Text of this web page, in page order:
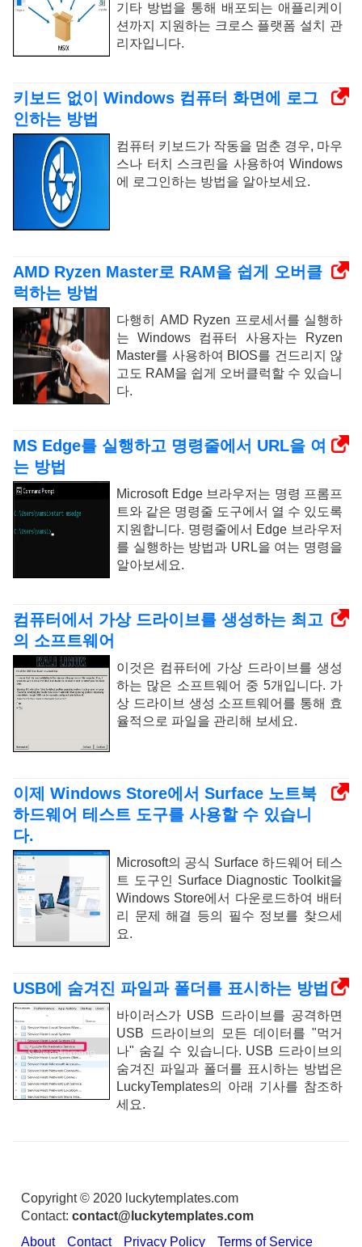
기타 방법을 통해 배포되는 애플리케이
션까지 지원하는 크로스 플랫폼 설치 관
리자입니다.
키보드 없이 Windows 컴퓨터 화면에 로그
인하는 방법
컴퓨터 키보드가 작동을 멈춘 경우, 마우
스나 터치 스크린을 사용하여 Windows
에 로그인하는 방법을 알아보세요.
AMD Ryzen Master로 RAM을 쉽게 오버클
럭하는 방법
다행히 AMD Ryzen 프로세서를 실행하
는 Windows 컴퓨터 사용자는 Ryzen
Master를 사용하여 BIOS를 건드리지 않
고도 RAM을 쉽게 오버클럭할 수 있습니
다.
MS Edge를 실행하고 명령줄에서 URL을 여
는 방법
Microsoft Edge 브라우저는 명령 프롬프
트와 같은 명령줄 도구에서 열 수 있도록
지원합니다. 명령줄에서 Edge 브라우저
를 실행하는 방법과 URL을 여는 명령을
알아보세요.
컴퓨터에서 가상 드라이브를 생성하는 최고
의 소프트웨어
이것은 컴퓨터에 가상 드라이브를 생성
하는 많은 소프트웨어 중 5개입니다. 가
상 드라이브 생성 소프트웨어를 통해 효
율적으로 파일을 관리해 보세요.
이제 Windows Store에서 Surface 노트북
하드웨어 테스트 도구를 사용할 수 있습니
다.
Microsoft의 공식 Surface 하드웨어 테스
트 도구인 Surface Diagnostic Toolkit을
Windows Store에서 다운로드하여 배터
리 문제 해결 등의 필수 정보를 찾으세
요.
USB에 숨겨진 파일과 폴더를 표시하는 방법
바이러스가 USB 드라이브를 공격하면
USB 드라이브의 모든 데이터를 "먹거
나" 숨길 수 있습니다. USB 드라이브의
숨겨진 파일과 폴더를 표시하는 방법은
LuckyTemplates의 아래 기사를 참조하
세요.
Copyright © 2020 luckytemplates.com
Contact: contact@luckytemplates.com
About
Contact Privacy Policy Terms of Service